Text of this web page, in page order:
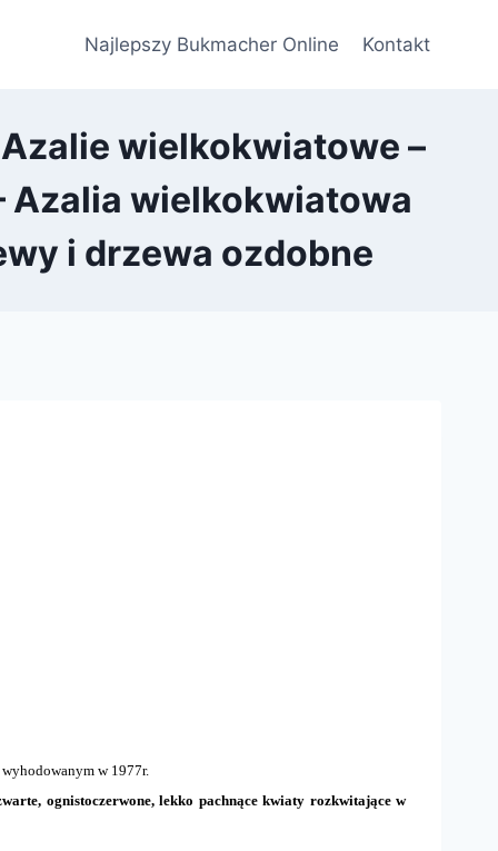
Najlepszy Bukmacher Online Kontakt
wielkokwiatowe –
Azalia wielkokwiatowa
i drzewa ozdobne
w 1977r.
ognistoczerwone, lekko pachnące kwiaty rozkwitające w